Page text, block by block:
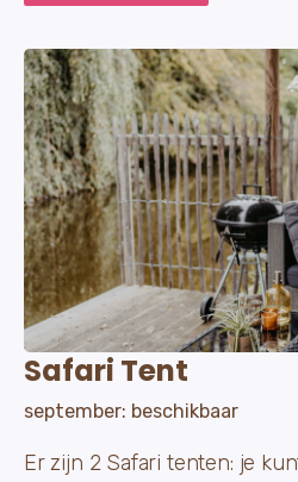
Safari Tent
september: beschikbaar
Er zijn 2 Safari tenten: je